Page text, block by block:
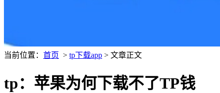
当前位置： 首页 > tp下载app > 文章正文
tp：苹果为何下载不了TP钱